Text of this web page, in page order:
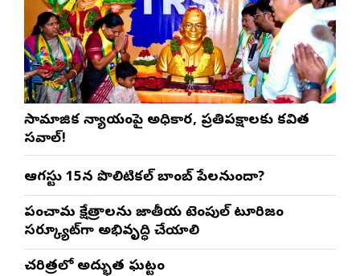
సామాజిక న్యాయంపై అధికార, ప్రతిపక్షాలకు కవిత
సవాల్!
ఆగస్టు 15న పొలిటికల్ బాంబ్ పేలనుందా?
పంచారామ క్షేత్రాలను జాతీయ టెంపుల్ టూరిజం
సర్క్యూట్‌గా అభివృద్ధి చేయాలి
చరిత్రలో అద్భుత ఘట్టం